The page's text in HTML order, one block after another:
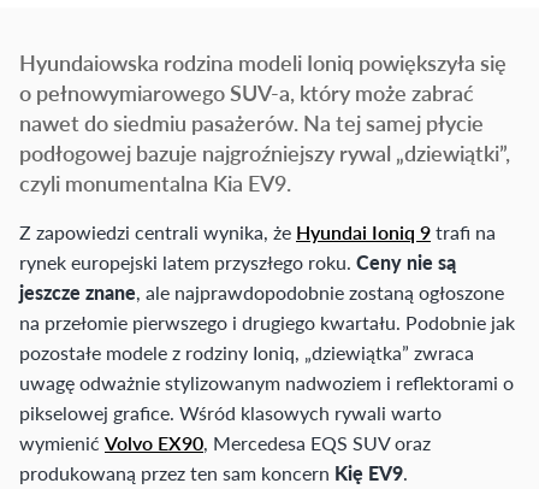
Hyundaiowska rodzina modeli Ioniq powiększyła się
o pełnowymiarowego SUV-a, który może zabrać
nawet do siedmiu pasażerów. Na tej samej płycie
podłogowej bazuje najgroźniejszy rywal „dziewiątki”,
czyli monumentalna Kia EV9.
Z zapowiedzi centrali wynika, że Hyundai Ioniq 9trafi na
rynek europejski latem przyszłego roku. Ceny nie są
jeszcze znane, ale najprawdopodobnie zostaną ogłoszone
na przełomie pierwszego i drugiego kwartału. Podobnie jak
pozostałe modele z rodziny Ioniq, „dziewiątka” zwraca
uwagę odważnie stylizowanym nadwoziem i reflektorami o
pikselowej grafice. Wśród klasowych rywali warto
wymienić Volvo EX90, Mercedesa EQS SUV oraz
produkowaną przez ten sam koncern Kię EV9.